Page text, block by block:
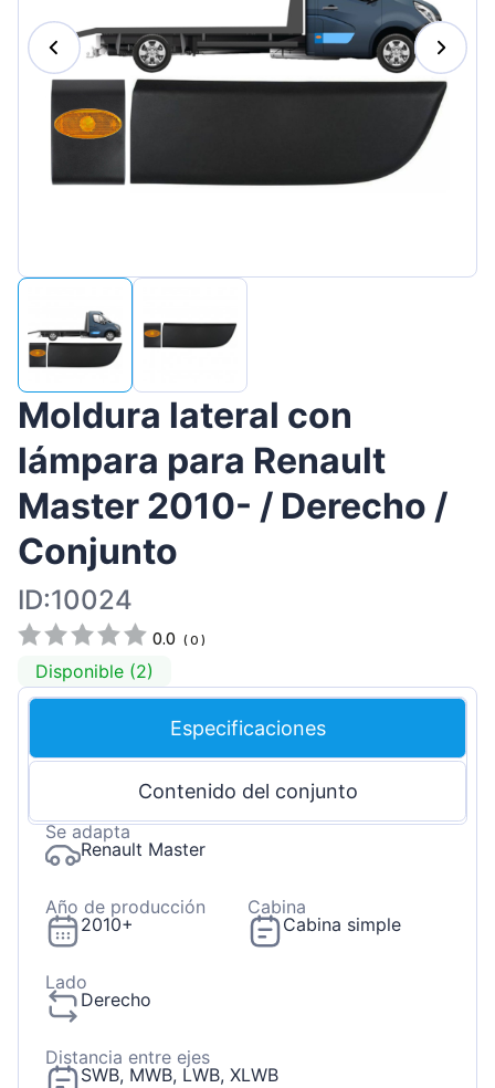
Magyar
Lietuvių
Hrvatski
Moldura lateral con
lámpara para Renault
Master 2010- / Derecho /
Conjunto
ID:10024
0.0 (0 )
Disponible (2)
Especificaciones
Contenido del conjunto
Se adapta
Renault Master
Año de producción
2010+
Cabina
Cabina simple
Lado
Derecho
Distancia entre ejes
SWB, MWB, LWB, XLWB